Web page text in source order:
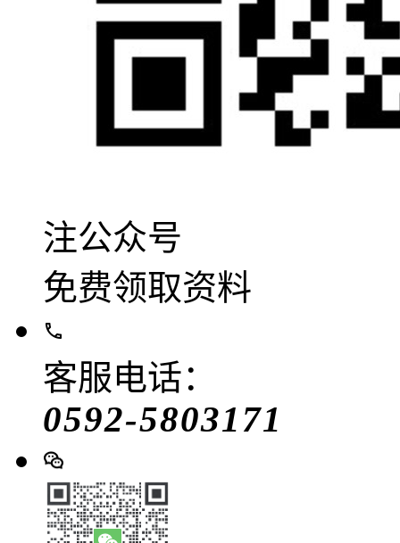
注公众号
免费领取资料
客服电话：
0592-5803171